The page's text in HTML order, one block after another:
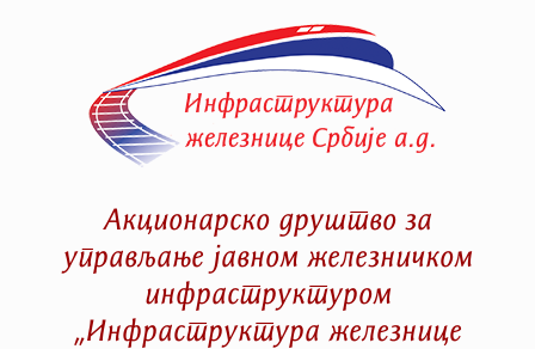
Акционарско друштво за
управљање јавном железничком
инфраструктуром
„Инфраструктура железнице